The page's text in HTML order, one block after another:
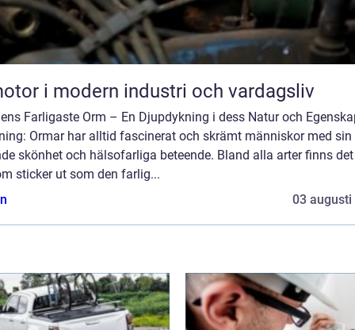
i modern industri och vardagsliv
Farligaste Orm – En Djupdykning i dess Natur och
Ormar har alltid fascinerat och skrämt människor med sin
skönhet och hälsofarliga beteende. Bland alla arter finns
sticker ut som den farlig...
03 augusti